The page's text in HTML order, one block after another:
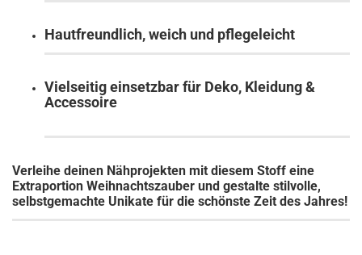
Hautfreundlich, weich und pflegeleicht
Vielseitig einsetzbar für Deko, Kleidung &
Accessoire
Verleihe deinen Nähprojekten mit diesem Stoff eine
Extraportion Weihnachtszauber und gestalte stilvolle,
selbstgemachte Unikate für die schönste Zeit des Jahres!